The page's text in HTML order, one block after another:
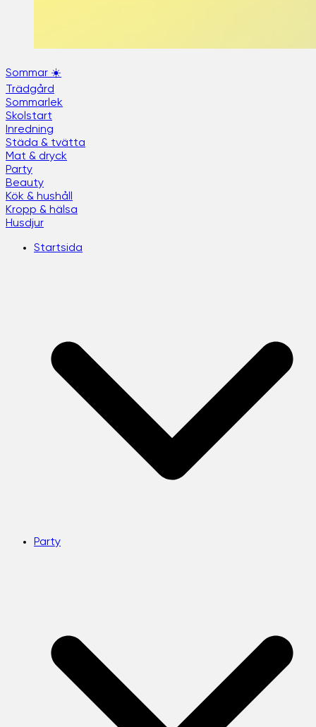
Sommar ☀️
Trädgård
Sommarlek
Skolstart
Inredning
Städa & tvätta
Mat & dryck
Party
Beauty
Kök & hushåll
Kropp & hälsa
Husdjur
Startsida
Party